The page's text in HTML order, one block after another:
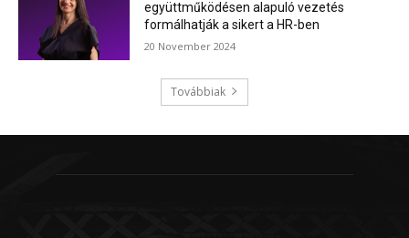
együttműködésen alapuló vezetés
formálhatják a sikert a HR-ben
20 November 2024
Továbbiak